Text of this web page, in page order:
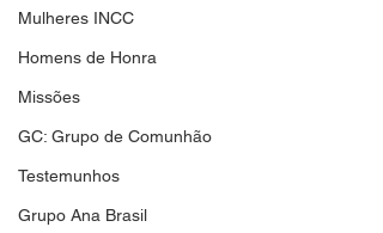
Mulheres INCC
Homens de Honra
Missões
GC: Grupo de Comunhão
Testemunhos
Grupo Ana Brasil